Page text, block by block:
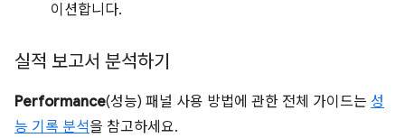
이션합니다.
실적 보고서 분석하기
Performance(성능) 패널 사용 방법에 관한 전체 가이드는 성
능 기록 분석을 참고하세요.